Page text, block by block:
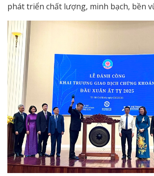
phát triển chất lượng, minh bạch, bền